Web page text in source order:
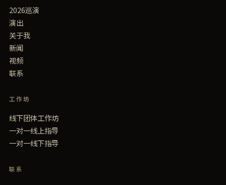
2026巡演
演出
关于我
新闻
视频
联系
工作坊
线下团体工作坊
一对一线上指导
一对一线下指导
联系